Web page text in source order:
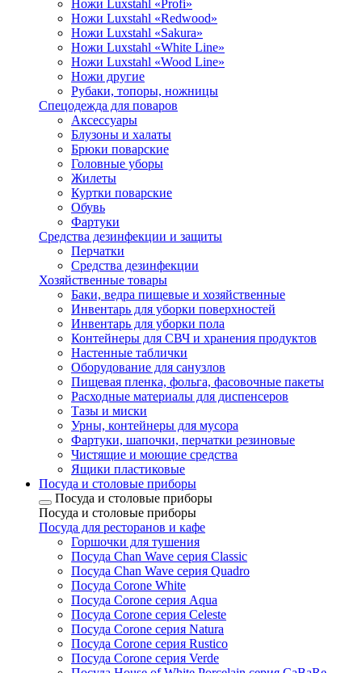
Ножи Luxstahl «Profi»
Ножи Luxstahl «Redwood»
Ножи Luxstahl «Sakura»
Ножи Luxstahl «White Line»
Ножи Luxstahl «Wood Line»
Ножи другие
Рубаки, топоры, ножницы
Спецодежда для поваров
Аксессуары
Блузоны и халаты
Брюки поварские
Головные уборы
Жилеты
Куртки поварские
Обувь
Фартуки
Средства дезинфекции и защиты
Перчатки
Средства дезинфекции
Хозяйственные товары
Баки, ведра пищевые и хозяйственные
Инвентарь для уборки поверхностей
Инвентарь для уборки пола
Контейнеры для СВЧ и хранения продуктов
Настенные таблички
Оборудование для санузлов
Пищевая пленка, фольга, фасовочные пакеты
Расходные материалы для диспенсеров
Тазы и миски
Урны, контейнеры для мусора
Фартуки, шапочки, перчатки резиновые
Чистящие и моющие средства
Ящики пластиковые
Посуда и столовые приборы
Посуда и столовые приборы
Посуда и столовые приборы
Посуда для ресторанов и кафе
Горшочки для тушения
Посуда Chan Wave серия Classic
Посуда Chan Wave серия Quadro
Посуда Corone White
Посуда Corone серия Aqua
Посуда Corone серия Celeste
Посуда Corone серия Natura
Посуда Corone серия Rustico
Посуда Corone серия Verde